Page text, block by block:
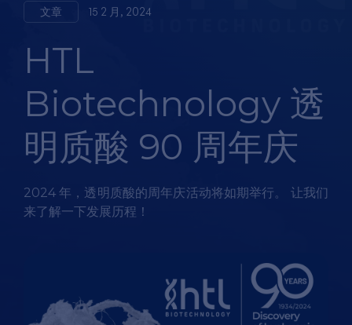
文章 15 2 月, 2024
HTL
Biotechnology 透
明质酸 90 周年庆
2024 年，透明质酸的周年庆活动将如期举行。 让我们
来了解一下发展历程！